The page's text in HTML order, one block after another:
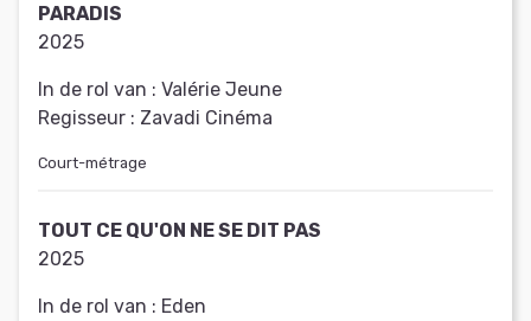
PARADIS
2025
In de rol van : Valérie Jeune
Regisseur : Zavadi Cinéma
Court-métrage
TOUT CE QU'ON NE SE DIT PAS
2025
In de rol van : Eden